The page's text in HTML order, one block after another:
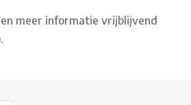
meer informatie vrijblijvend
.